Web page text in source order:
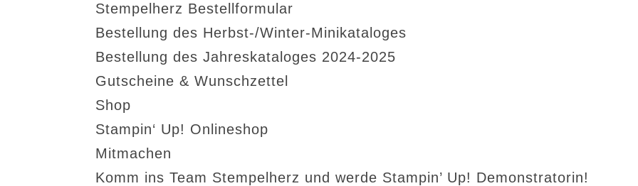
Stempelherz Bestellformular
Bestellung des Herbst-/Winter-Minikataloges
Bestellung des Jahreskataloges 2024-2025
Gutscheine & Wunschzettel
Shop
Stampin‘ Up! Onlineshop
Mitmachen
Komm ins Team Stempelherz und werde Stampin’ Up! Demonstratorin!